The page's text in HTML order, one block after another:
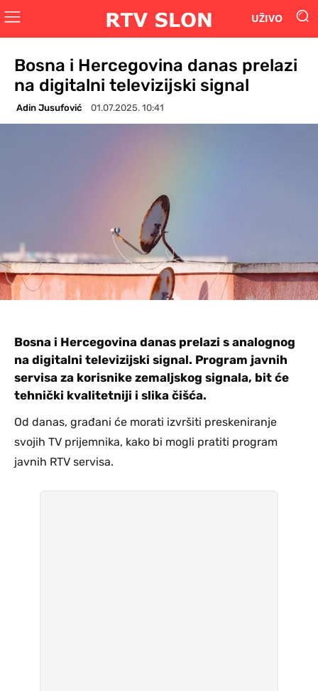
UŽIVO
Bosna i Hercegovina danas prelazi
na digitalni televizijski signal
Adin Jusufović 01.07.2025. 10:41
Bosna i Hercegovina danas prelazi s analognog
na digitalni televizijski signal. Program javnih
servisa za korisnike zemaljskog signala, bit će
tehnički kvalitetniji i slika čišća.
Od danas, građani će morati izvršiti preskeniranje
svojih TV prijemnika, kako bi mogli pratiti program
javnih RTV servisa.